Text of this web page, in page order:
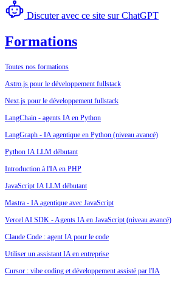
Discuter avec ce site sur ChatGPT
Formations
Toutes nos formations
Astro.js pour le développement fullstack
Next.js pour le développement fullstack
LangChain - agents IA en Python
LangGraph - IA agentique en Python (niveau avancé)
Python IA LLM débutant
Introduction à l'IA en PHP
JavaScript IA LLM débutant
Mastra - IA agentique avec JavaScript
Vercel AI SDK - Agents IA en JavaScript (niveau avancé)
Claude Code : agent IA pour le code
Utiliser un assistant IA en entreprise
Cursor : vibe coding et développement assisté par l'IA